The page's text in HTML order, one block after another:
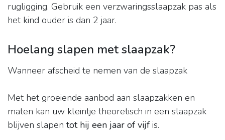
rugligging. Gebruik een verzwaringsslaapzak pas als
het kind ouder is dan 2 jaar.
Hoelang slapen met slaapzak?
Wanneer afscheid te nemen van de slaapzak
Met het groeiende aanbod aan slaapzakken en
maten kan uw kleintje theoretisch in een slaapzak
blijven slapen tot hij een jaar of vijf is.